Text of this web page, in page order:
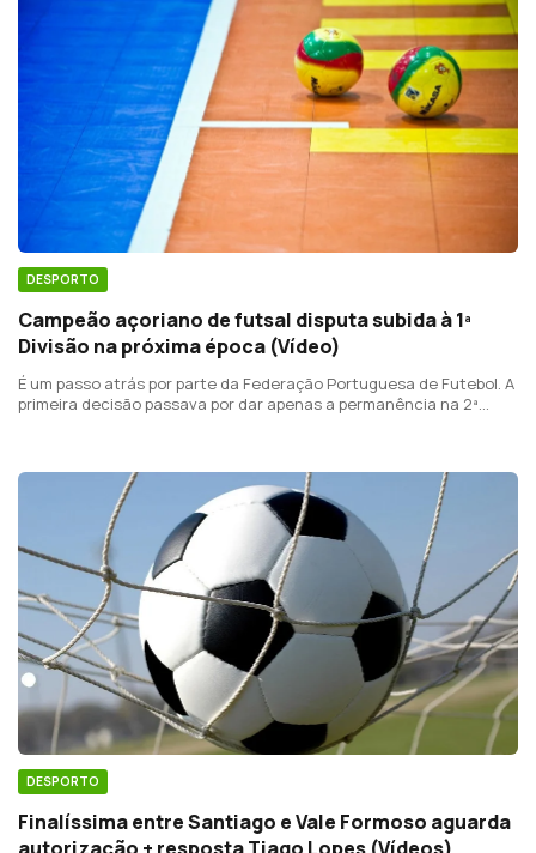
DESPORTO
Campeão açoriano de futsal disputa subida à 1ª
Divisão na próxima época (Vídeo)
É um passo atrás por parte da Federação Portuguesa de Futebol. A
primeira decisão passava por dar apenas a permanência na 2ª
DESPORTO
Finalíssima entre Santiago e Vale Formoso aguarda
autorização + resposta Tiago Lopes (Vídeos)